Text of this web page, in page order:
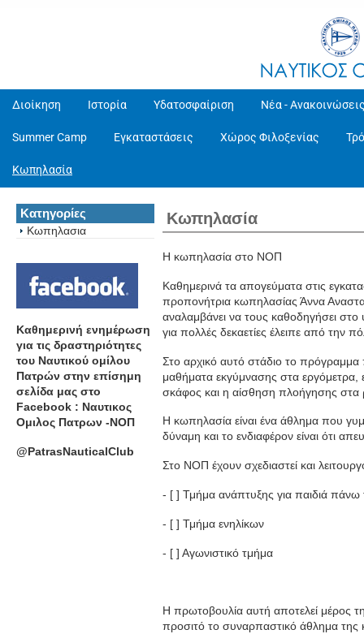
Διοίκηση Ιστορία Υδατοσφαίριση Νέα -
Summer Camp Εγκαταστάσεις Χώρος Φιλοξενίας
Κωπηλασία
Κατηγορίες
Κωπηλασια
Καθημερινή ενημέρωση
για τις δραστηριότητες
του Ναυτικού ομίλου
Πατρών στην επίσημη
σελίδα μας στο
Facebook : Ναυτικος
Ομιλος Πατρων -ΝΟΠ
@PatrasNauticalClub
Κωπηλασία
Η κωπηλασία στο ΝΟΠ
Καθημερινά τα απογεύματα στις
προπονήτρια κωπηλασίας Άννα
αναλαμβάνει να τους καθοδηγήσει
για πολλές δεκαετίες έλειπε από την
Στο αρχικό αυτό στάδιο το πρόγραμμα
μαθήματα εκγύμνασης στα εργόμετρα,
σκάφος και η αίσθηση πλοήγησης στα
Η κωπηλασία είναι ένα άθλημα που
δύναμη και το ενδιαφέρον είναι ότι
Στο ΝΟΠ έχουν σχεδιαστεί και
- [ ] Τμήμα ανάπτυξης για παιδιά πάνω
- [ ] Τμήμα ενηλίκων
- [ ] Αγωνιστικό τμήμα
Η πρωτοβουλία αυτή αποτελεί μέρος
προσιτό το συναρπαστικό άθλημα της